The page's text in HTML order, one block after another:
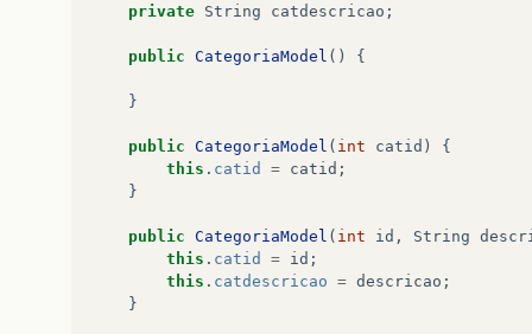
private String catdescricao ;
public CategoriaModel () {
}
public CategoriaModel ( int catid )
{
this . catid = catid ;
}
public CategoriaModel ( int id , String
this . catid = id ;
this . catdescricao = descricao ;
}